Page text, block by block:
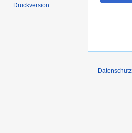
Druckversion
Datenschutz